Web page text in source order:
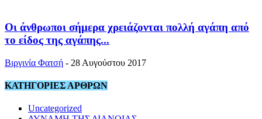
Οι άνθρωποι σήμερα χρειάζονται πολλή αγάπη από
το είδος της αγάπης...
Βιργινία Φατσή - 28 Αυγούστου 2017
ΚΑΤΗΓΟΡΙΕΣ ΑΡΘΡΩΝ
Uncategorized